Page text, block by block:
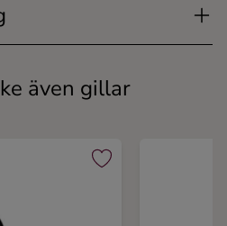
även gillar